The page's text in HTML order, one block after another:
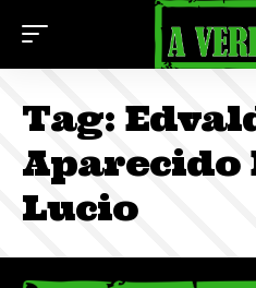
Tag:
Lucio